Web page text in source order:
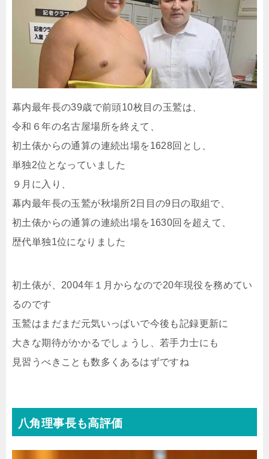
幕内最年長の39歳で前頭10枚目の玉鷲は、
令和６年の名古屋場所を終えて、
初土俵からの通算の連続出場を1628回とし、
単独2位となっていました
９月に入り、
幕内最年長の玉鷲が秋場所2日目の9日の取組で、
初土俵からの通算の連続出場を1630回を超えて、
歴代単独1位になりました
初土俵が、2004年１月からなので20年現役を務めてい
るのです
玉鷲はまだまだ元気いっぱいで今後も記録更新に
大きな期待がかかるでしょうし、若手力士にも
見習うべきことも数多くあるはずですね
八角理事長も高評価